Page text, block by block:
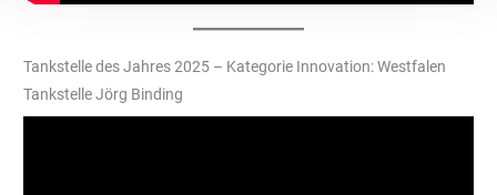
Tankstelle des Jahres 2025 – Kategorie Innovation: Westfalen
Tankstelle Jörg Binding